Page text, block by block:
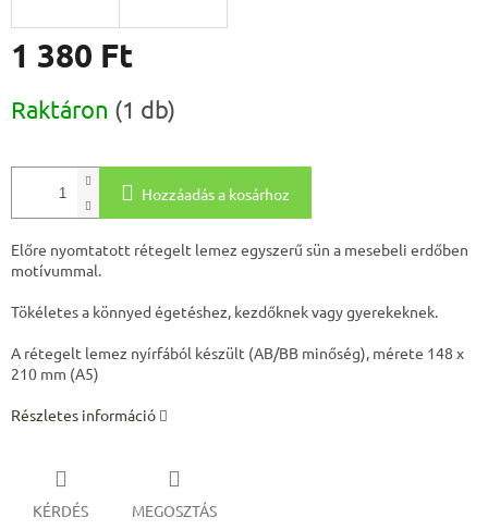
1 380 Ft
Raktáron (1 db)
Hozzáadás a kosárhoz
Előre nyomtatott rétegelt lemez egyszerű sün a mesebeli erdőben
motívummal.
Tökéletes a könnyed égetéshez, kezdőknek vagy gyerekeknek.
A rétegelt lemez nyírfából készült (AB/BB minőség), mérete 148 x
210 mm (A5)
Részletes információ
KÉRDÉS MEGOSZTÁS